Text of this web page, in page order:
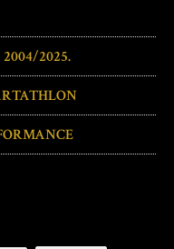
2025.